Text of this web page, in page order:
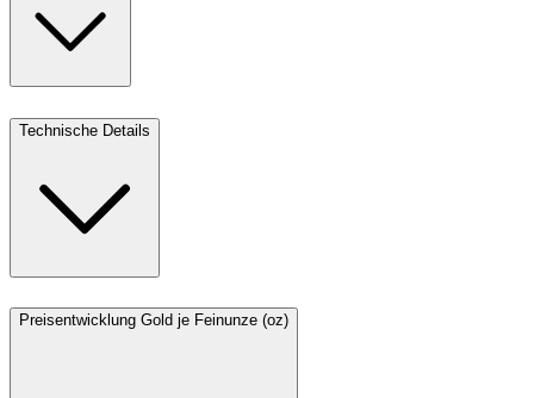
Technische Details
Preisentwicklung Gold je Feinunze (oz)